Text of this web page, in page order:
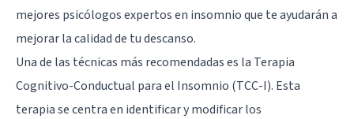
mejores psicólogos expertos en insomnio que te ayudarán a
mejorar la calidad de tu descanso.
Una de las técnicas más recomendadas es la Terapia
Cognitivo-Conductual para el Insomnio (TCC-I). Esta
terapia se centra en identificar y modificar los